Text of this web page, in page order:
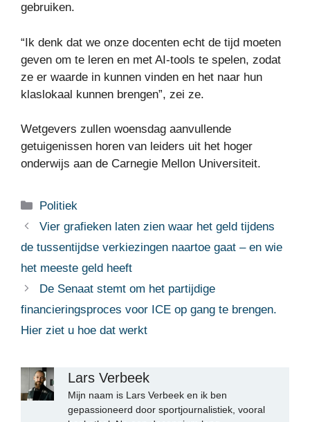
gebruiken.
“Ik denk dat we onze docenten echt de tijd moeten
geven om te leren en met AI-tools te spelen, zodat
ze er waarde in kunnen vinden en het naar hun
klaslokaal kunnen brengen”, zei ze.
Wetgevers zullen woensdag aanvullende
getuigenissen horen van leiders uit het hoger
onderwijs aan de Carnegie Mellon Universiteit.
Categorieën
Politiek
Vier grafieken laten zien waar het geld tijdens
de tussentijdse verkiezingen naartoe gaat – en wie
het meeste geld heeft
De Senaat stemt om het partijdige
financieringsproces voor ICE op gang te brengen.
Hier ziet u hoe dat werkt
Lars Verbeek
Mijn naam is Lars Verbeek en ik ben
gepassioneerd door sportjournalistiek, vooral